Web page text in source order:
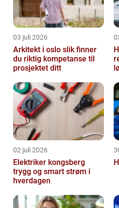
03 juli 2026
Arkitekt i oslo slik finner
du riktig kompetanse til
prosjektet ditt
02 juli 2026
Elektriker kongsberg
trygg og smart strøm i
hverdagen